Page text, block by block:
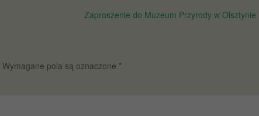
Zaproszenie do Muzeum Przyrody w Olsztynie
Wymagane pola są oznaczone *